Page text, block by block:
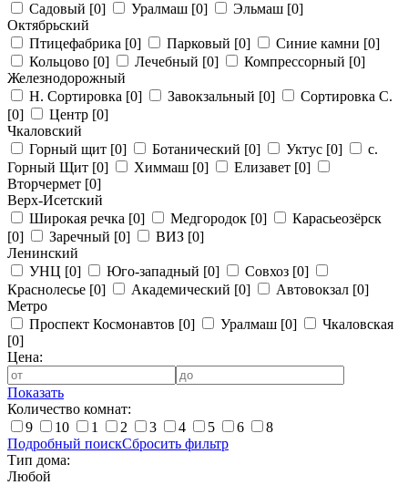
Садовый [0] Уралмаш [0] Эльмаш [0]
Октябрьский
Птицефабрика [0] Парковый [0] Синие камни [0]
Кольцово [0] Лечебный [0] Компрессорный [0]
Железнодорожный
Н. Сортировка [0] Завокзальный [0]
Сортировка С.
[0]
Центр [0]
Чкаловский
Горный щит [0] Ботанический [0] Уктус [0]
с.
Горный Щит [0] Химмаш [0] Елизавет [0]
Вторчермет [0]
Верх-Исетский
Широкая речка [0] Медгородок [0]
Карасьеозёрск
[0]
Заречный [0] ВИЗ [0]
Ленинский
УНЦ [0] Юго-западный [0] Совхоз [0]
Краснолесье [0] Академический [0] Автовокзал [0]
Метро
Проспект Космонавтов [0] Уралмаш [0]
Чкаловская
[0]
Цена:
Показать
Количество комнат:
9
10 1 2 3 4 5 6
8
Подробный поискСбросить фильтр
Тип дома:
Любой